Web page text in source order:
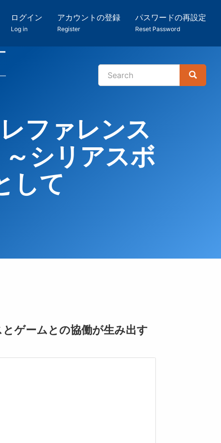
ログイン
Log in
アカウントの登録
Register
パスワードの再設定
Reset Password
検
Search
Search
ファレンス
シリアスボ
して
ゲームとの協働が生み出す